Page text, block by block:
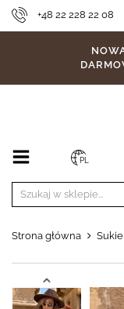
+48 22 228 22 08
PL
Strona główna